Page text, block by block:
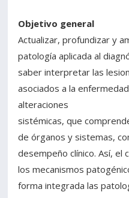
Objetivo general
Actualizar, profundizar y
patología aplicada al
saber interpretar las
asociados a la
alteraciones
sistémicas, que
de órganos y sistemas,
desempeño clínico. Así, el
los mecanismos
forma integrada las